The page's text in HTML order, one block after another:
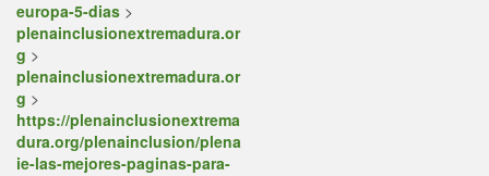
europa-5-dias >
plenainclusionextremadura.or
g >
plenainclusionextremadura.or
g >
https://plenainclusionextrema
dura.org/plenainclusion/plena
ie-las-mejores-paginas-para-